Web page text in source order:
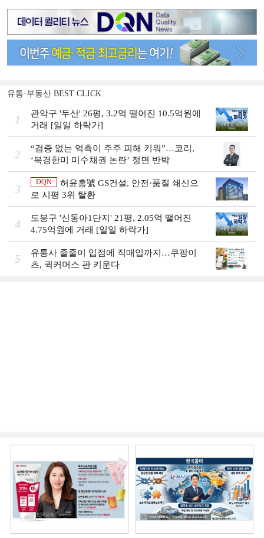
유통·부동산 BEST CLICK
1
관악구 '두산' 26평, 3.2억 떨어진 10.5억원에
거래 [일일 하락가]
2
“검증 없는 억측이 주주 피해 키워”…코리,
‘북경한미 미수채권 논란’ 정면 반박
3
DQN
허윤홍號 GS건설, 안전·품질 쇄신으
로 시평 3위 탈환
4
도봉구 '신동아1단지' 21평, 2.05억 떨어진
4.75억원에 거래 [일일 하락가]
5
유통사 줄줄이 입점에 직매입까지…쿠팡이
츠, 퀵커머스 판 키운다